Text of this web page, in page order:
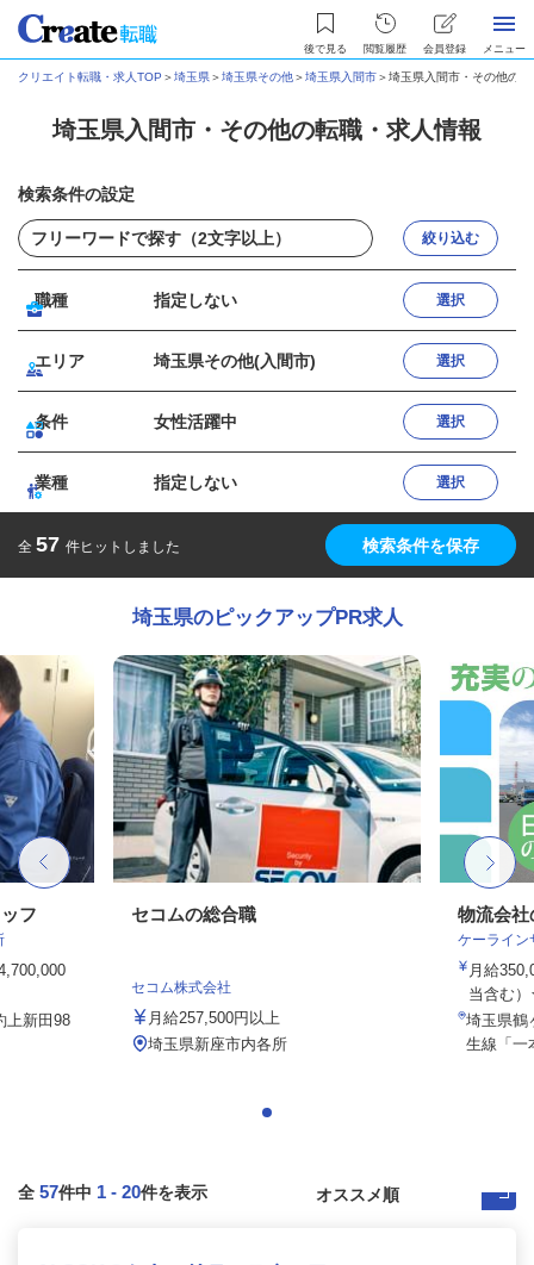
後で見る 閲覧履歴 会員登録 メニュー
クリエイト転職・求人TOP ＞埼玉県＞埼玉県その他＞埼玉県入間市＞埼玉県入間市・その他の
埼玉県入間市・その他の転職・求人情報
検索条件の設定
絞り込む
職種 指定しない 選択
エリア 埼玉県その他(入間市) 選択
条件 女性活躍中 選択
業種 指定しない 選択
全 57 件ヒットしました 検索条件を保存
埼玉県のピックアップPR求人
フ
上新田98
セコムの総合職
セコム株式会社
月給257,500円以上
埼玉県新座市内各所
物流会
ケーライ
月給
当含む
埼玉県鶴
生線「一
全 57件中 1 - 20件を表示